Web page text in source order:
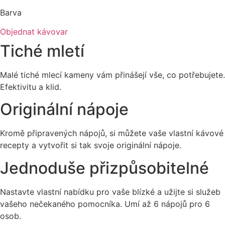
Barva
Objednat kávovar
Tiché mletí
Malé tiché mlecí kameny vám přinášejí vše, co potřebujete.
Efektivitu a klid.
Originální nápoje
Kromě připravených nápojů, si můžete vaše vlastní kávové
recepty a vytvořit si tak svoje originální nápoje.
Jednoduše přizpůsobitelné
Nastavte vlastní nabídku pro vaše blízké a užijte si služeb
vašeho nečekaného pomocníka. Umí až 6 nápojů pro 6
osob.